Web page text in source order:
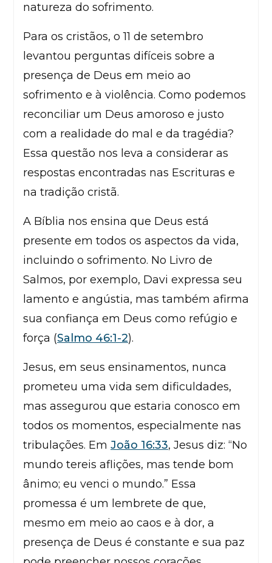
natureza do sofrimento.
Para os cristãos, o 11 de setembro
levantou perguntas difíceis sobre a
presença de Deus em meio ao
sofrimento e à violência. Como podemos
reconciliar um Deus amoroso e justo
com a realidade do mal e da tragédia?
Essa questão nos leva a considerar as
respostas encontradas nas Escrituras e
na tradição cristã.
A Bíblia nos ensina que Deus está
presente em todos os aspectos da vida,
incluindo o sofrimento. No Livro de
Salmos, por exemplo, Davi expressa seu
lamento e angústia, mas também afirma
sua confiança em Deus como refúgio e
força (Salmo 46:1-2).
Jesus, em seus ensinamentos, nunca
prometeu uma vida sem dificuldades,
mas assegurou que estaria conosco em
todos os momentos, especialmente nas
tribulações. Em João 16:33, Jesus diz: “No
mundo tereis aflições, mas tende bom
ânimo; eu venci o mundo.” Essa
promessa é um lembrete de que,
mesmo em meio ao caos e à dor, a
presença de Deus é constante e sua paz